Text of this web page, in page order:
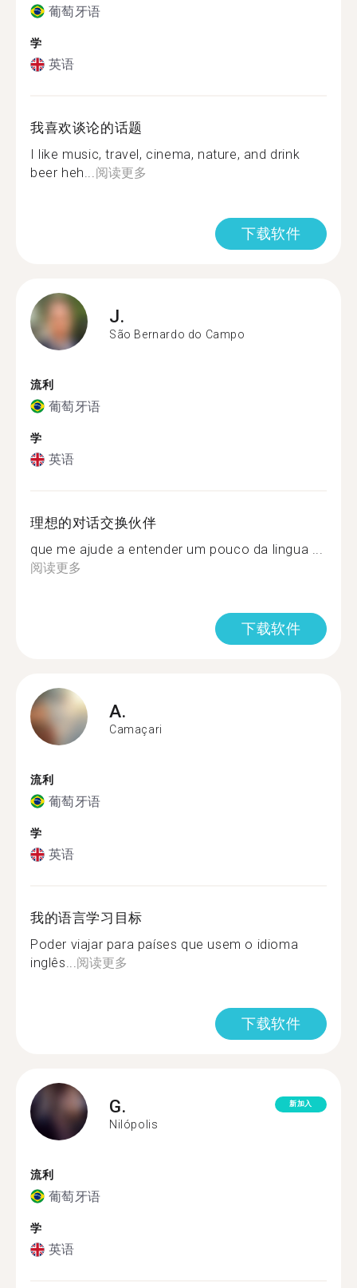
葡萄牙语
学
英语
我喜欢谈论的话题
I like music, travel, cinema, nature, and drink
beer heh...阅读更多
下载软件
J.
São Bernardo do Campo
流利
葡萄牙语
学
英语
理想的对话交换伙伴
que me ajude a entender um pouco da lingua ...
阅读更多
下载软件
A.
Camaçari
流利
葡萄牙语
学
英语
我的语言学习目标
Poder viajar para países que usem o idioma
inglês...阅读更多
下载软件
G.
Nilópolis
新加入
流利
葡萄牙语
学
英语